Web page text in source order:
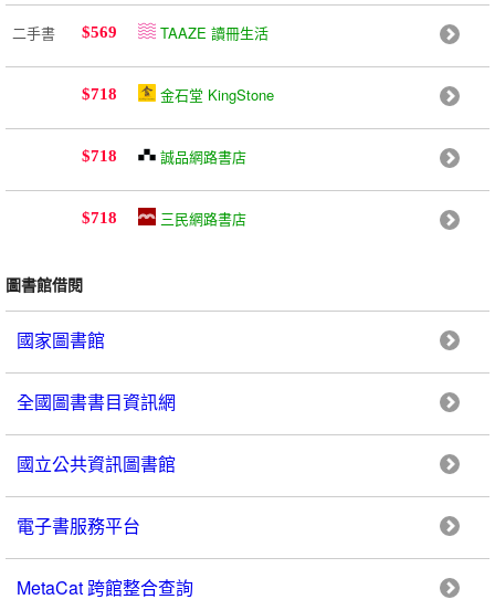
二手書 $569 TAAZE 讀冊生活
$718 金石堂 KingStone
$718 誠品網路書店
$718 三民網路書店
圖書館借閱
國家圖書館
全國圖書書目資訊網
國立公共資訊圖書館
電子書服務平台
MetaCat 跨館整合查詢